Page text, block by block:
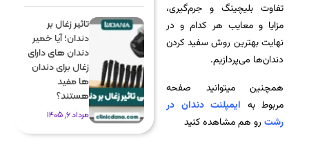
تفاوت بلیچینگ و جرم‌گیری،
مزایا و معایب هر کدام و در
نهایت بهترین روش سفید کردن
دندان‌ها می‌پردازیم.
همچنین میتوانید صفحه
مربوط به ایمپلنت دندان در
رشت رو هم مشاهده کنید
تاثیر زغال بر
دندان؛ آیا خمیر
دندان های دارای
زغال برای دندان
ها مفید
هستند؟
مرداد 6, 1405